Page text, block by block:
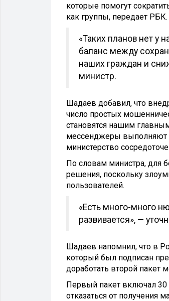
которые помогут
как группы, передает РБК.
«Таких планов нет у
баланс между
наших граждан и
министр.
Шадаев добавил, что
число простых
становятся нашим
мессенджеры выполняют
министерство
По словам министра, для
решения, поскольку
пользователей.
«Есть много-много
развивается», —
Шадаев напомнил, что в
который был подписан
доработать второй пакет
Первый пакет включал 30
отказаться от